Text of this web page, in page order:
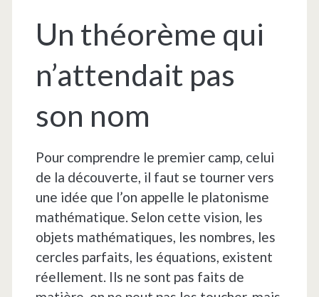
Un théorème qui
n’attendait pas
son nom
Pour comprendre le premier camp, celui
de la découverte, il faut se tourner vers
une idée que l’on appelle le platonisme
mathématique. Selon cette vision, les
objets mathématiques, les nombres, les
cercles parfaits, les équations, existent
réellement. Ils ne sont pas faits de